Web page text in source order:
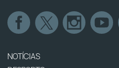
NOTÍCIAS